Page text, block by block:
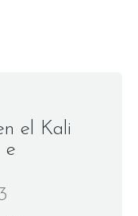
el Kali
e